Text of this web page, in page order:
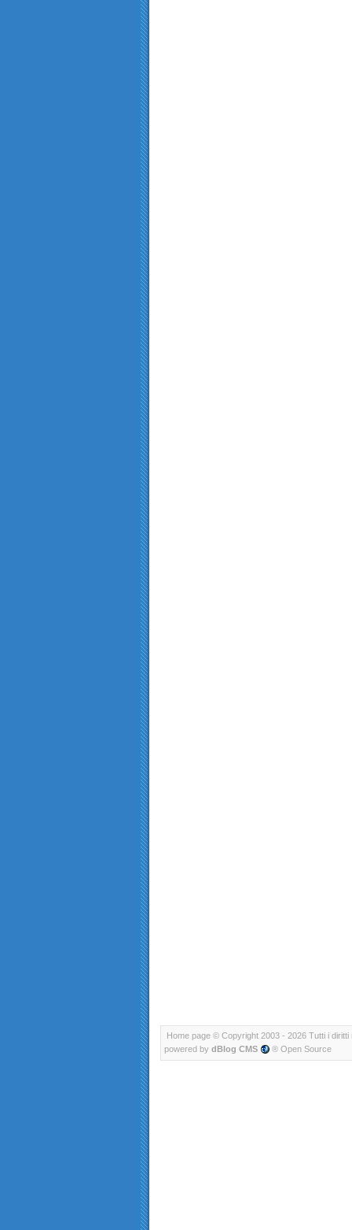
Home page © Copyright 2003 - 2026 Tutti i diritti
powered by dBlog CMS ® Open Source